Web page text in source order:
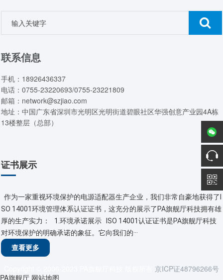
联系信息
手机：18926436337
电话：0755-23220693/0755-23221809
邮箱：network@szjiao.com
地址：中国广东省深圳市光明区光明街道碧眼社区华强创意产业园4A栋
13楼整层（总部）
证书展示
作为一家重视环境保护的电源适配器生产企业，我们非常自豪地获得了I
SO 14001环境管理体系认证证书，这充分的展示了PA旗舰厅科技拥有雄
厚的生产实力： 1.环境承诺展示 ISO 14001认证证书是PA旗舰厅科技
对环境保护的明确承诺的象征。它向我们的···
查看更多
京ICP证48796266号
PA旗舰厅 网站地图